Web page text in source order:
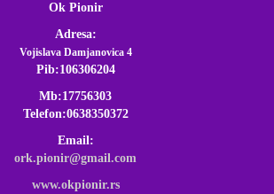
Ok Pionir
Adresa:
Vojislava Damjanovica 4
Pib:106306204
Mb:17756303
Telefon:0638350372
Email:
ork.pionir@gmail.com
www.okpionir.rs